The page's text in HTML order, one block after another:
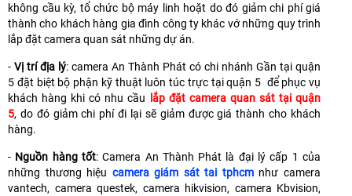
không cầu kỳ, tổ chức bộ máy linh hoặt do đó giảm chi phí giá
thành cho khách hàng gia đình công ty khác vớ những quy trình
lắp đặt camera quan sát những dự án.
- Vị trí địa lý: camera An Thành Phát có chi nhánh Gần tại quận
5 đặt biệt bộ phận kỹ thuật luôn túc trực tại quận 5 để phục vụ
khách hàng khi có nhu cầu
lắp đặt camera quan sát tại quận
5, do đó giảm chi phí đi lại sẽ giảm được giá thành cho khách
hàng.
- Nguồn hàng tốt: Camera An Thành Phát là đại lý cấp 1 của
những thương hiệu camera giám sát tai tphcmnhư camera
vantech, camera questek, camera hikvision, camera Kbvision,